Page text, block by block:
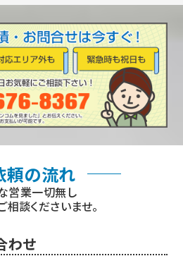
頼の流れ
営業一切無し
相談くださいませ。
わせ